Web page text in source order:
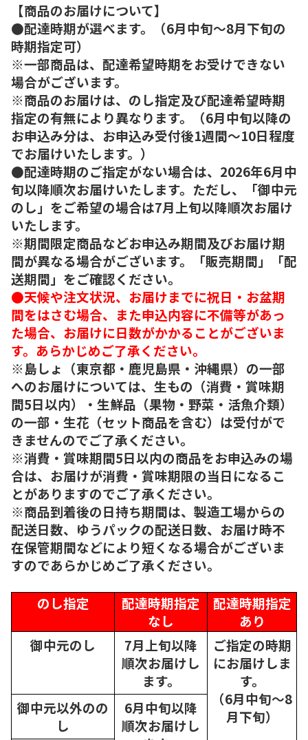
【商品のお届けについて】
●配達時期が選べます。（6月中旬～8月下旬の
時期指定可）
※一部商品は、配達希望時期をお受けできない
場合がございます。
※商品のお届けは、のし指定及び配達希望時期
指定の有無により異なります。（6月中旬以降の
お申込み分は、お申込み受付後1週間～10日程度
でお届けいたします。）
●配達時期のご指定がない場合は、2026年6月中
旬以降順次お届けいたします。ただし、「御中元
のし」をご希望の場合は7月上旬以降順次お届け
いたします。
※期間限定商品などお申込み期間及びお届け期
間が異なる場合がございます。「販売期間」「配
送期間」をご確認ください。
●天候や注文状況、お届けまでに祝日・お盆期
間をはさむ場合、また申込内容に不備等があっ
た場合、お届けに日数がかかることがございま
す。あらかじめご了承ください。
※島しょ（東京都・鹿児島県・沖縄県）の一部
へのお届けについては、生もの（消費・賞味期
間5日以内）・生鮮品（果物・野菜・活魚介類）
の一部・生花（セット商品を含む）は受付がで
きませんのでご了承ください。
※消費・賞味期間5日以内の商品をお申込みの場
合は、お届けが消費・賞味期限の当日になるこ
とがありますのでご了承ください。
※商品到着後の日持ち期間は、製造工場からの
配送日数、ゆうパックの配送日数、お届け時不
在保管期間などにより短くなる場合がございま
すのであらかじめご了承ください。
のし指定
配達時期指定
なし
配達時期指定
あり
御中元のし
7月上旬以降
順次お届けし
ます。
ご指定の時期
にお届けしま
す。
（6月中旬～8
月下旬）
御中元以外のの
し
6月中旬以降
順次お届けし